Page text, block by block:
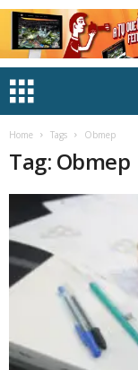
Home Tags Obmep
Tag: Obmep